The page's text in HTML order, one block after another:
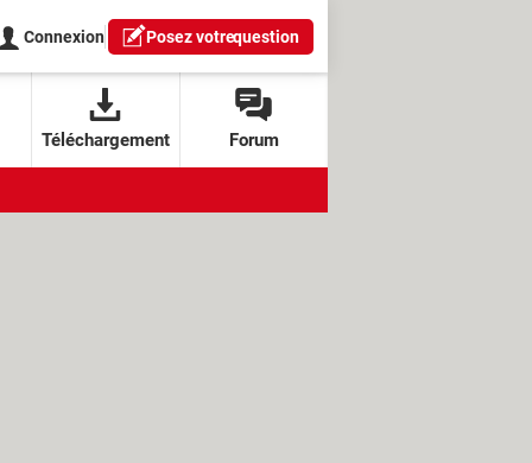
Connexion Posez votrequestion
Téléchargement Forum